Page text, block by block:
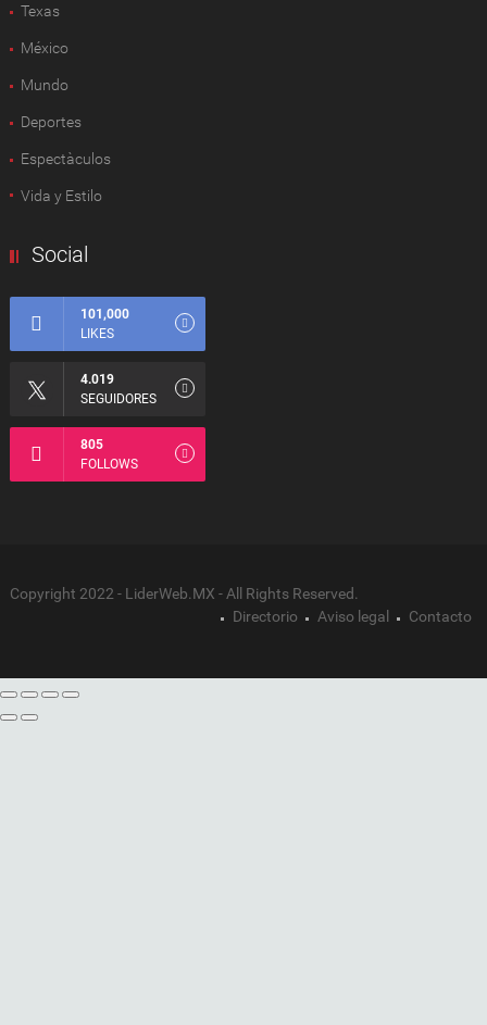
Texas
México
Mundo
Deportes
Espectàculos
Vida y Estilo
Social
101,000
LIKES
4.019
SEGUIDORES
805
FOLLOWS
Copyright 2022 - LiderWeb.MX - All Rights Reserved.
Directorio
Aviso legal Contacto